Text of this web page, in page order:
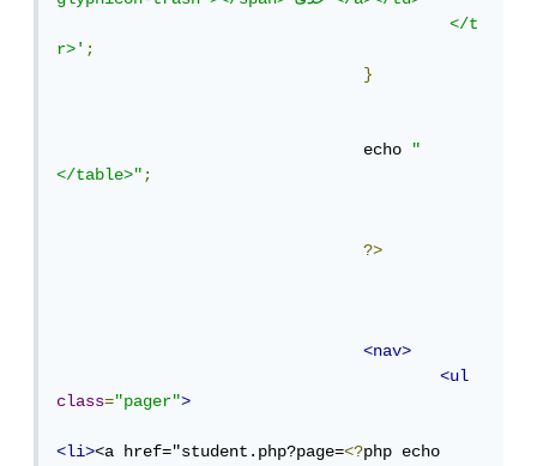
r>';
}
				echo
"
</table>";
?>
<nav>
<ul
class="pager">
<li><a href="student.php?page=<?